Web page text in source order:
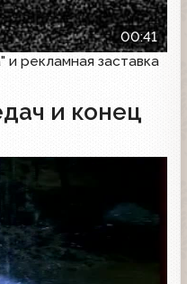
00:41
и рекламная заставка
и конец